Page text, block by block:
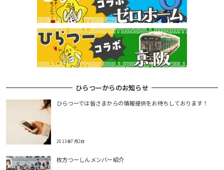
ひらつーからのお知らせ
ひらつーでは皆さまからの情報提供をお待ちしております！
2013年7月2日
枚方つーしんメンバー紹介